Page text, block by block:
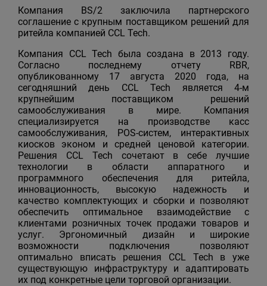
Компания BS/2 заключила партнерского
соглашение с крупным поставщиком решений для
ритейла компанией CCL Tech.
Компания CCL Tech была создана в 2013 году.
Согласно последнему отчету RBR,
опубликованному 17 августа 2020 года, на
сегодняшний день CCL Tech является 4-м
крупнейшим поставщиком решений
самообслуживания в мире. Компания
специализируется на производстве касс
самообслуживания, POS-систем, интерактивных
киосков эконом и средней ценовой категории.
Решения CCL Tech сочетают в себе лучшие
технологии в области аппаратного и
программного обеспечения для ритейла,
инновационность, высокую надежность и
качество комплектующих и сборки и позволяют
обеспечить оптимальное взаимодействие с
клиентами розничных точек продажи товаров и
услуг. Эргономичный дизайн и широкие
возможности подключения позволяют
оптимально вписать решения CCL Tech в уже
существующую инфраструктуру и адаптировать
их под конкретные цели торговой организации.